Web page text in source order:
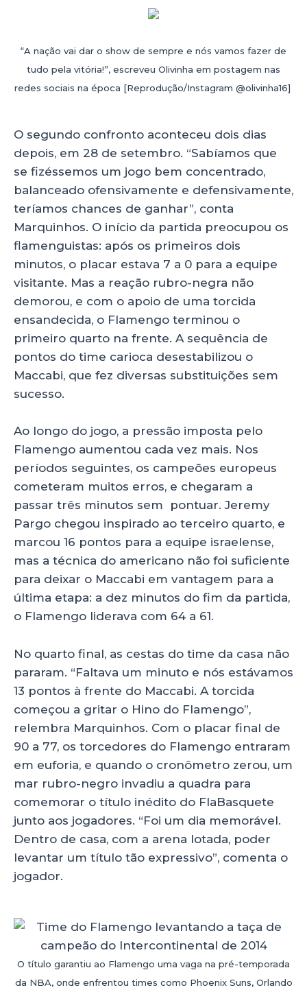
“A nação vai dar o show de sempre e nós vamos fazer de
tudo pela vitória!”, escreveu Olivinha em postagem nas
redes sociais na época [Reprodução/Instagram @olivinha16]
O segundo confronto aconteceu dois dias
depois, em 28 de setembro. “Sabíamos que
se fizéssemos um jogo bem concentrado,
balanceado ofensivamente e defensivamente,
teríamos chances de ganhar”, conta
Marquinhos. O início da partida preocupou os
flamenguistas: após os primeiros dois
minutos, o placar estava 7 a 0 para a equipe
visitante. Mas a reação rubro-negra não
demorou, e com o apoio de uma torcida
ensandecida, o Flamengo terminou o
primeiro quarto na frente. A sequência de
pontos do time carioca desestabilizou o
Maccabi, que fez diversas substituições sem
sucesso.
Ao longo do jogo, a pressão imposta pelo
Flamengo aumentou cada vez mais. Nos
períodos seguintes, os campeões europeus
cometeram muitos erros, e chegaram a
passar três minutos sem pontuar. Jeremy
Pargo chegou inspirado ao terceiro quarto, e
marcou 16 pontos para a equipe israelense,
mas a técnica do americano não foi suficiente
para deixar o Maccabi em vantagem para a
última etapa: a dez minutos do fim da partida,
o Flamengo liderava com 64 a 61.
No quarto final, as cestas do time da casa não
pararam. “Faltava um minuto e nós estávamos
13 pontos à frente do Maccabi. A torcida
começou a gritar o Hino do Flamengo”,
relembra Marquinhos. Com o placar final de
90 a 77, os torcedores do Flamengo entraram
em euforia, e quando o cronômetro zerou, um
mar rubro-negro invadiu a quadra para
comemorar o título inédito do FlaBasquete
junto aos jogadores. “Foi um dia memorável.
Dentro de casa, com a arena lotada, poder
levantar um título tão expressivo”, comenta o
jogador.
O título garantiu ao Flamengo uma vaga na pré-temporada
da NBA, onde enfrentou times como Phoenix Suns, Orlando